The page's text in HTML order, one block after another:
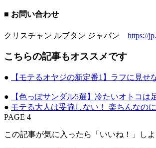
■ お問い合わせ
クリスチャン ルブタン ジャパン https://
こちらの記事もオススメです
● 【モテるオヤジの新定番1】ラフに見
●
【色っぽサンダル5選】冷たいオトコは
● モテる大人は妥協しない！ 楽ちんなの
PAGE 4
この記事が気に入ったら「いいね！」しよ